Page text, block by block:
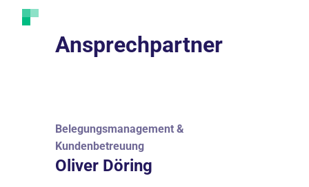
Ansprechpartner
Belegungsmanagement &
Kundenbetreuung
Oliver Döring